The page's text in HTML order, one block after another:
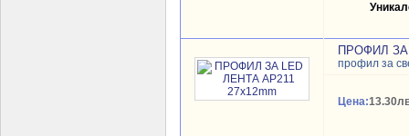
ПРОФИЛ ЗА
профил за
Цена: